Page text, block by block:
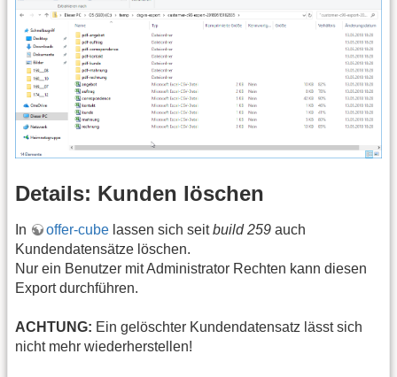
Details: Kunden löschen
In offer-cube lassen sich seitbuild 259 auch
Kundendatensätze löschen.
Nur ein Benutzer mit Administrator Rechten kann diesen
Export durchführen.
ACHTUNG: Ein gelöschter Kundendatensatz lässt sich
nicht mehr wiederherstellen!